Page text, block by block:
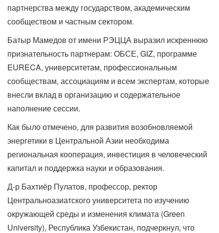
партнерства между государством, академическим
сообществом и частным сектором.
Батыр Мамедов от имени РЭЦЦА выразил искреннюю
признательность партнерам: ОБСЕ, GIZ, программе
EURECA, университетам, профессиональным
сообществам, ассоциациям и всем экспертам, которые
внесли вклад в организацию и содержательное
наполнение сессии.
Как было отмечено, для развития возобновляемой
энергетики в Центральной Азии необходима
региональная кооперация, инвестиция в человеческий
капитал и поддержка науки и образования.
Д-р Бахтиёр Пулатов, профессор, ректор
Центральноазиатского университета по изучению
окружающей среды и изменения климата (Green
University), Республика Узбекистан, подчеркнул, что